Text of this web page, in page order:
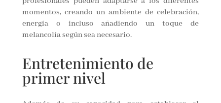
momentos, creando un ambiente de celebración,
energía o incluso añadiendo un toque de
melancolía según sea necesario.
Entretenimiento de
primer nivel